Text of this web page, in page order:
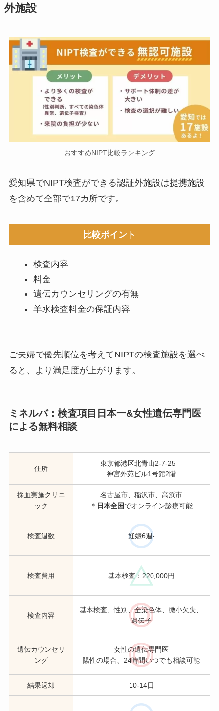
外施設
おすすめNIPT比較ランキング
愛知県でNIPT検査ができる認証外施設は提携施設
を含めて全部で17カ所です。
比較ポイント
検査内容
料金
遺伝カウンセリングの有無
羊水検査料金の保証内容
ご夫婦で優先順位を考えてNIPTの検査施設を選べ
ると、より満足度が上がります。
ミネルバ：検査項目日本一&女性遺伝専門医
による無料相談
住所
東京都港区北青山2-7-25
神宮外苑ビル1号館2階
採血実施クリニ
ック
名古屋市、稲沢市、高浜市
＊ 日本全国でオンライン診療可能
検査週数 妊娠6週-
検査費用 基本検査：220,000円
検査内容
基本検査、性別、全染色体、微小欠失、
遺伝子
遺伝カウンセリ
ング
女性の遺伝専門医
陽性の場合、24時間いつでも相談可能
結果返却 10-14日